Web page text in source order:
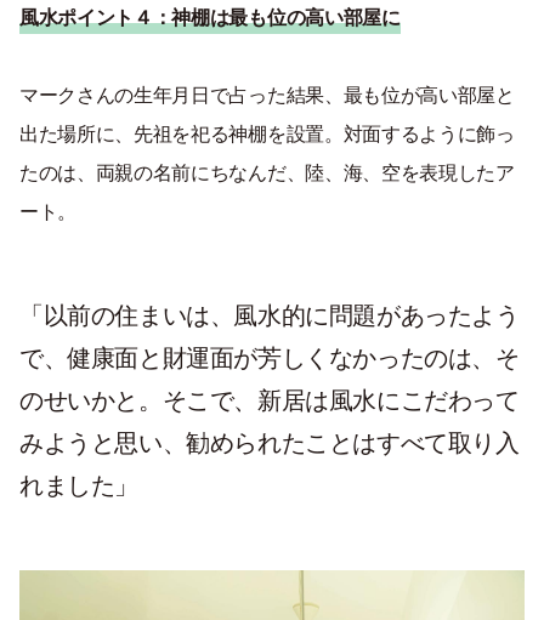
風水ポイント４：神棚は最も位の高い部屋に
マークさんの生年月日で占った結果、最も位が高い部屋と
出た場所に、先祖を祀る神棚を設置。対面するように飾っ
たのは、両親の名前にちなんだ、陸、海、空を表現したア
ート。
「以前の住まいは、風水的に問題があったよう
で、健康面と財運面が芳しくなかったのは、そ
のせいかと。そこで、新居は風水にこだわって
みようと思い、勧められたことはすべて取り入
れました」